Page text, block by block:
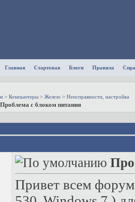
Главная Стартовая Блоги Правила
> Компьютеры > Железо > Неисправности, настройка
Проблема с блоком питания
Привет всем